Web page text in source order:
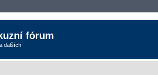
fórum
dalších